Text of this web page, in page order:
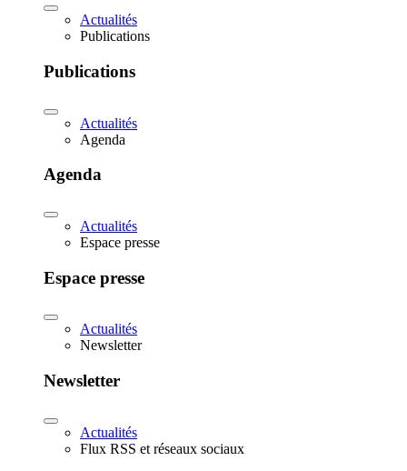
Actualités
Publications
Publications
Actualités
Agenda
Agenda
Actualités
Espace presse
Espace presse
Actualités
Newsletter
Newsletter
Actualités
Flux RSS et réseaux sociaux